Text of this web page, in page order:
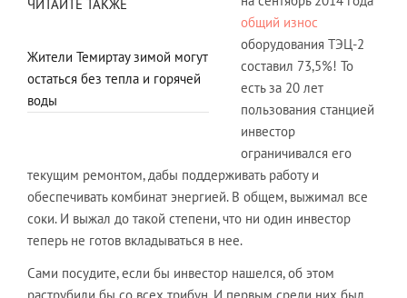
ЧИТАЙТЕ ТАКЖЕ
Жители Темиртау зимой могут
остаться без тепла и горячей
воды
общий износ
оборудования ТЭЦ-2
составил 73,5%! То
есть за 20 лет
пользования станцией
инвестор
ограничивался его
текущим ремонтом, дабы поддерживать работу и
обеспечивать комбинат энергией. В общем, выжимал все
соки. И выжал до такой степени, что ни один инвестор
теперь не готов вкладываться в нее.
Сами посудите, если бы инвестор нашелся, об этом